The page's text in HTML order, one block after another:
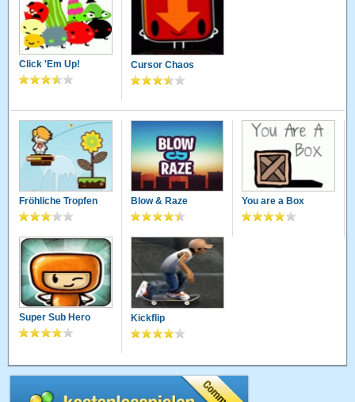
Click 'Em Up! Cursor Chaos
Fröhliche Tropfen Blow & Raze You are a Box
Super Sub Hero Kickflip